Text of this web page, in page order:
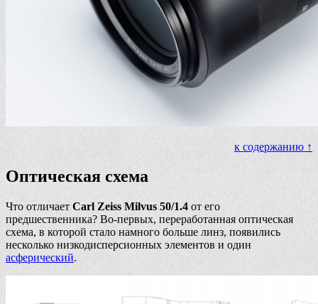
к содержанию ↑
Оптическая схема
Что отличает Carl Zeiss Milvus 50/1.4 от его
предшественника? Во-первых, переработанная оптическая
схема, в которой стало намного больше линз, появились
несколько низкодисперсионных элементов и один
асферический.